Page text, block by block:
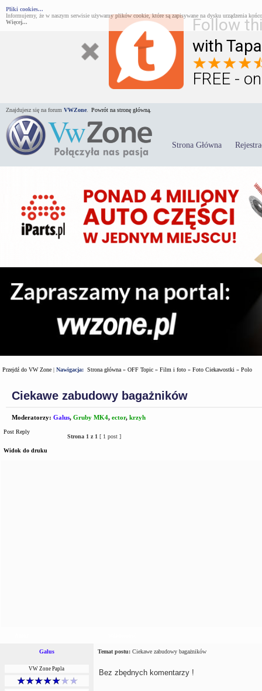
Follow
with
FREE -
Pliki cookies...
Informujemy, że w naszym serwisie używamy plików cookie, które są zapisywane na dysku urządzenia
Więcej...
Znajdujesz się na forum VWZone Powrót na stronę główną.
Strona Główna
Przejdź do VW Zone | Nawigacja: Strona główna » OFF Topic » Film i foto » Foto Ciekawostki » Polo
Ciekawe zabudowy bagażników
Moderatorzy: Galus, Gruby MK4, ector, krzyh
Post Reply
Strona 1 z 1 [ 1 post ]
Widok do druku
Galus Temat postu: Ciekawe zabudowy bagażników
VW Zone Papla Bez zbędnych komentarzy !